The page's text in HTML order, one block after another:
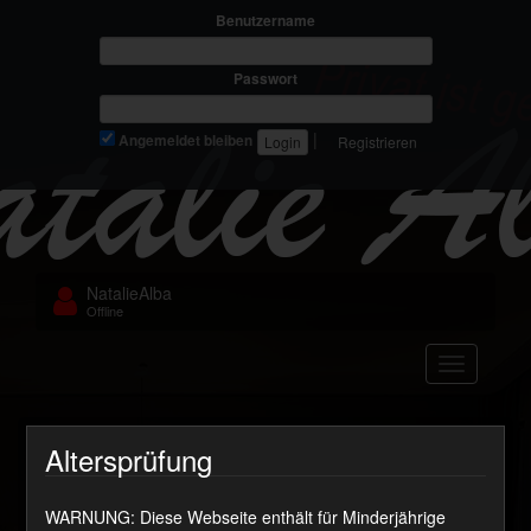
Benutzername
Passwort
Angemeldet bleiben Registrieren
NatalieAlba
Offline
vid_744_na
Altersprüfung
WARNUNG: Diese Webseite enthält für Minderjährige